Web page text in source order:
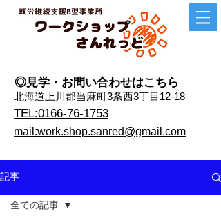
◎見学・​お問い合わせはこちら
​北海道上川郡当麻町3条西3丁目12-18
TEL:0166-76-1753
mail:work.shop.sanred@gmail.com
記事
全ての記事